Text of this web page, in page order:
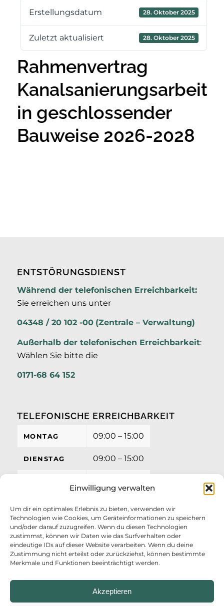
Einwilligung verwalten
Um dir ein optimales Erlebnis zu bieten, verwenden wir
Technologien wie Cookies, um Geräteinformationen zu speichern
und/oder darauf zuzugreifen. Wenn du diesen Technologien
zustimmst, können wir Daten wie das Surfverhalten oder
eindeutige IDs auf dieser Website verarbeiten. Wenn du deine
Zustimmung nicht erteilst oder zurückziehst, können bestimmte
Merkmale und Funktionen beeinträchtigt werden.
Akzeptieren
Erstellungsdatum 28. Oktober 2025
Zuletzt aktualisiert 28. Oktober 2025
Rahmenvertrag
in geschlossender
Bauweise 2026-2028
ENTSTÖRUNGSDIENST
Während der telefonischen Erreichbarkeit:
Sie erreichen uns unter
04348 / 20 102 -00 (Zentrale – Verwaltung)
Außerhalb der telefonischen Erreichbarkeit:
Wählen Sie bitte die
0171-68 64 152
TELEFONISCHE ERREICHBARKEIT
MONTAG 09:00 – 15:00
DIENSTAG 09:00 – 15:00
FREITAG 09:00 – 12:00